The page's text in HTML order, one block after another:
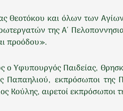
Θεοτόκου και όλων των
της Α΄
προόδου».
ο Υφυπουργός Παιδείας,
Παπαηλιού, εκπρόσωποι
Κούλης, αιρετοί